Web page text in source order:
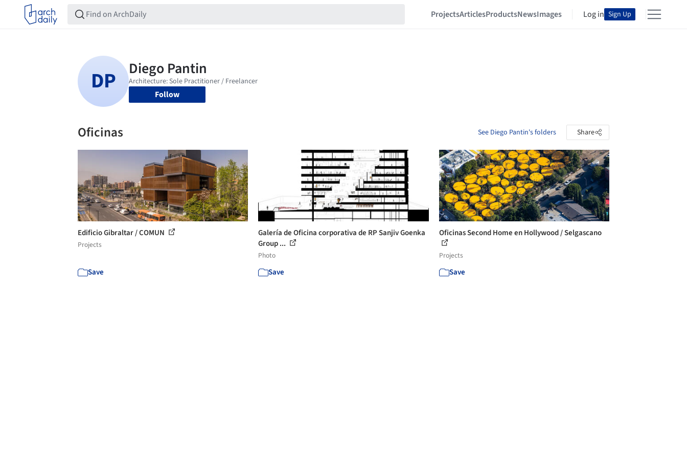
ProjectsArticlesProductsNewsImages Log in Sign Up
Follow
Oficinas See Diego Pantin's folders Share
Edificio Gibraltar / COMUN
Projects
Save
Galería de Oficina corporativa de RP Sanjiv Goenka
Group ...
Photo
Save
Oficinas Second Home en Hollywood / Selgascano
Projects
Save